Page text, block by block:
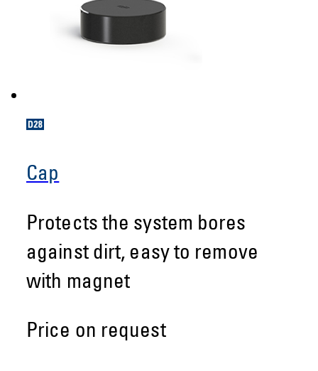
Cap
Protects the system bores
against dirt, easy to remove
with magnet
Price on request